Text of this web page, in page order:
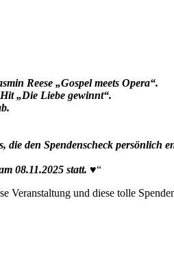
Reese „Gospel meets Opera“.
„Die Liebe gewinnt“.
den Spendenscheck persönlich
08.11.2025 statt. ♥️“
und diese tolle